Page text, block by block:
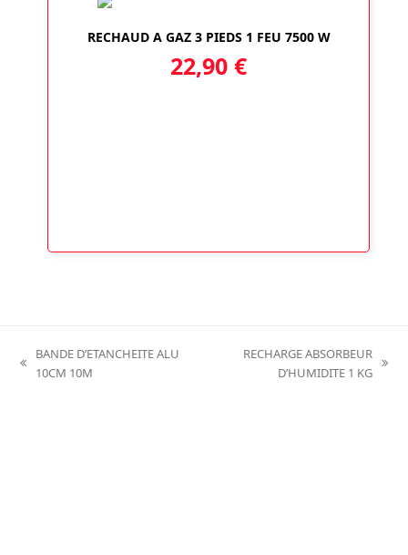
RECHAUD A GAZ 3 PIEDS 1 FEU 7500 W
22,90 €
previous
BANDE D’ETANCHEITE ALU
10CM 10M
RECHARGE ABSORBEUR
D’HUMIDITE 1 KG